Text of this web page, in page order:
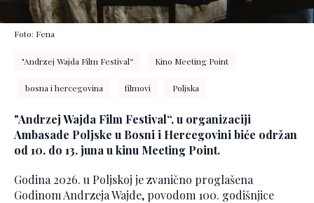
Foto: Fena
"Andrzej Wajda Film Festival“ Kino Meeting Point
bosna i hercegovina filmovi Poljska
"Andrzej Wajda Film Festival“, u organizaciji
Ambasade Poljske u Bosni i Hercegovini biće održan
od 10. do 13. juna u kinu Meeting Point.
Godina 2026. u Poljskoj je zvanično proglašena
Godinom Andrzeja Wajde, povodom 100. godišnjice